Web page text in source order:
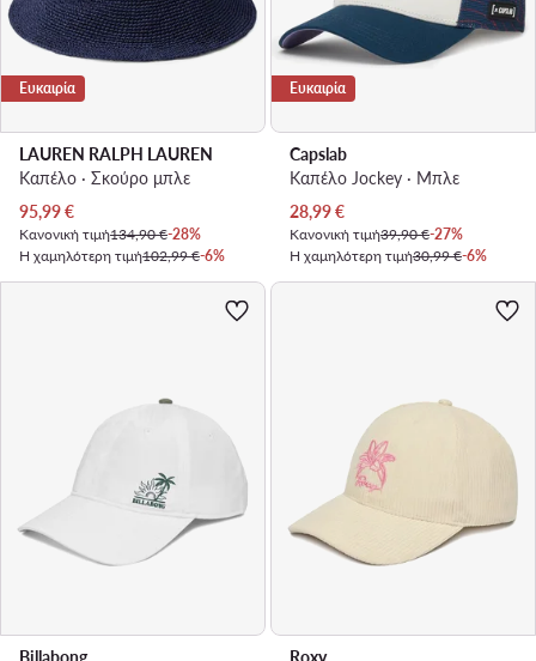
Ευκαιρία
LAUREN RALPH LAUREN
Καπέλο · Σκούρο μπλε
Τρέχουσα τιμή
95,99€
Κανονική τιμή134,90 €-28%
Η χαμηλότερη τιμή102,99 €-6%
Ευκαιρία
Capslab
Καπέλο Jockey · Μπλε
Τρέχουσα τιμή
28,99€
Κανονική τιμή39,90 €-27%
Η χαμηλότερη τιμή30,99 €-6%
Billabong Roxy